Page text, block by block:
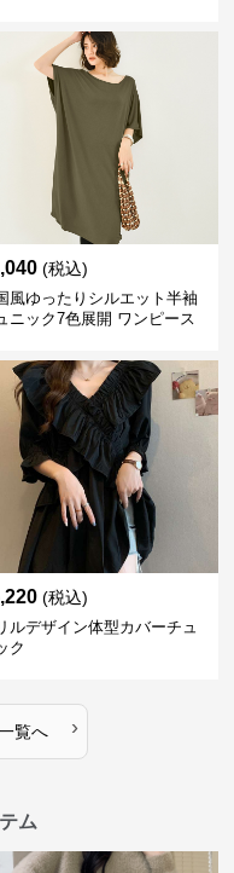
(税込)
風ゆったりシルエット半袖
ニック7色展開 ワンピース
(税込)
ルデザイン体型カバーチュ
ク
覧へ ›
ム